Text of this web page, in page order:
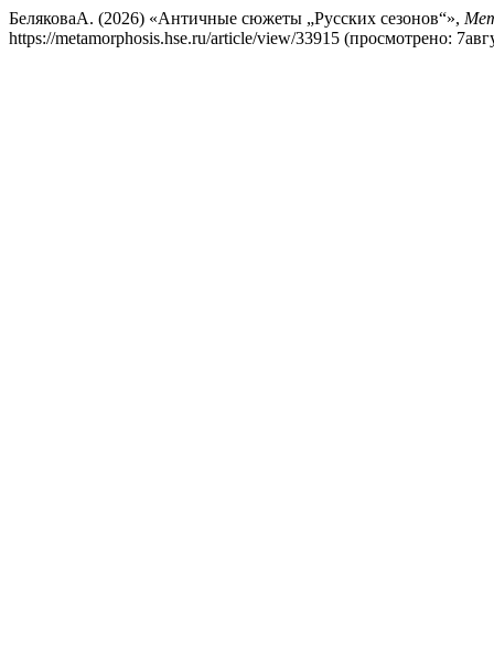
БеляковаА. (2026) «Античные сюжеты „Русских сезонов“»,
https://metamorphosis.hse.ru/article/view/33915 (просмотрено: